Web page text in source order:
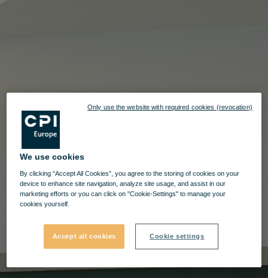
We use cookies
By clicking “Accept All Cookies”, you agree to the storing of cookies on your
device to enhance site navigation, analyze site usage, and assist in our
marketing efforts or you can click on "Cookie-Settings" to manage your
cookies yourself.
Accept all cookies Cookie settings
Only use the website with required cookies (revocation)